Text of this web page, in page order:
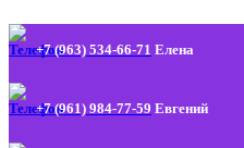
+7 (963) 534-66-71 Елена
+7 (961) 984-77-59 Евгений